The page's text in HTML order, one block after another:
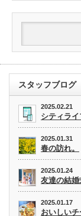
スタッフブログ
2025.02.21
シティラ
2025.01.31
春の訪れ。
2025.01.24
友達の結婚
2025.01.17
おいしい